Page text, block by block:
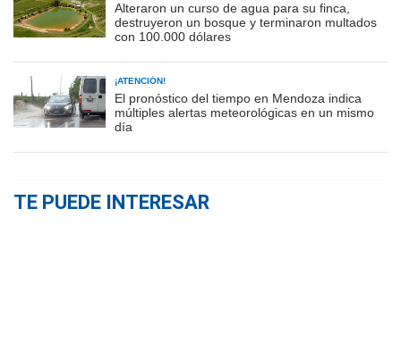
Alteraron un curso de agua para su finca,
destruyeron un bosque y terminaron multados
con 100.000 dólares
¡ATENCIÓN!
El pronóstico del tiempo en Mendoza indica
múltiples alertas meteorológicas en un mismo
día
TE PUEDE INTERESAR